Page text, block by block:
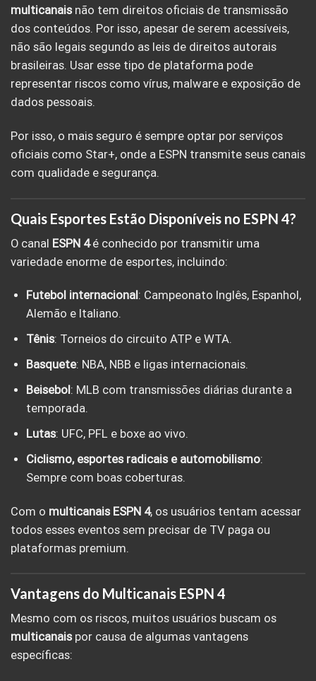
multicanaisnão tem direitos oficiais de transmissão
dos conteúdos. Por isso, apesar de serem acessíveis,
não são legais segundo as leis de direitos autorais
brasileiras. Usar esse tipo de plataforma pode
representar riscos como vírus, malware e exposição de
dados pessoais.
Por isso, o mais seguro é sempre optar por serviços
oficiais como Star+, onde a ESPN transmite seus canais
com qualidade e segurança.
Quais Esportes Estão Disponíveis no ESPN 4?
O canal ESPN 4é conhecido por transmitir uma
variedade enorme de esportes, incluindo:
Futebol internacional : Campeonato Inglês, Espanhol,
Alemão e Italiano.
Tênis: Torneios do circuito ATP e WTA.
Basquete: NBA, NBB e ligas internacionais.
Beisebol: MLB com transmissões diárias durante a
temporada.
Lutas: UFC, PFL e boxe ao vivo.
Ciclismo, esportes radicais e automobilismo:
Sempre com boas coberturas.
Com o multicanais ESPN 4, os usuários tentam acessar
todos esses eventos sem precisar de TV paga ou
plataformas premium.
Vantagens do Multicanais ESPN 4
Mesmo com os riscos, muitos usuários buscam os
multicanaispor causa de algumas vantagens
específicas: